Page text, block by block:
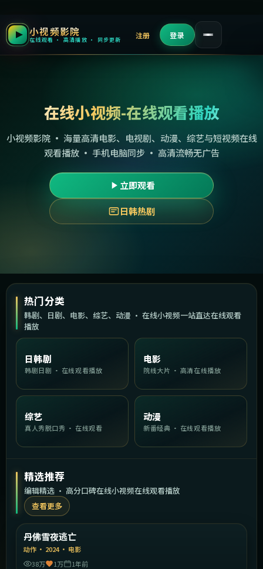
小视频影院
在线观看 · 高清播放 · 同步更新 注册 登录
在线小视频-在线观看播放
小视频影院 · 海量高清电影、电视剧、动漫、综艺与短视频在线
观看播放 · 手机电脑同步 · 高清流畅无广告
立即观看
日韩热剧
热门分类
韩剧、日剧、电影、综艺、动漫 · 在线小视频一站直达在线观看
播放
日韩剧
韩剧日剧 · 在线观看播放
电影
院线大片 · 高清在线播放
综艺
真人秀脱口秀 · 在线观看
动漫
新番经典 · 在线观看播放
精选推荐
编辑精选 · 高分口碑在线小视频在线观看播放
查看更多
精选
丹佛雪夜逃亡
动作 · 2024· 电影
38万
1万 1年前